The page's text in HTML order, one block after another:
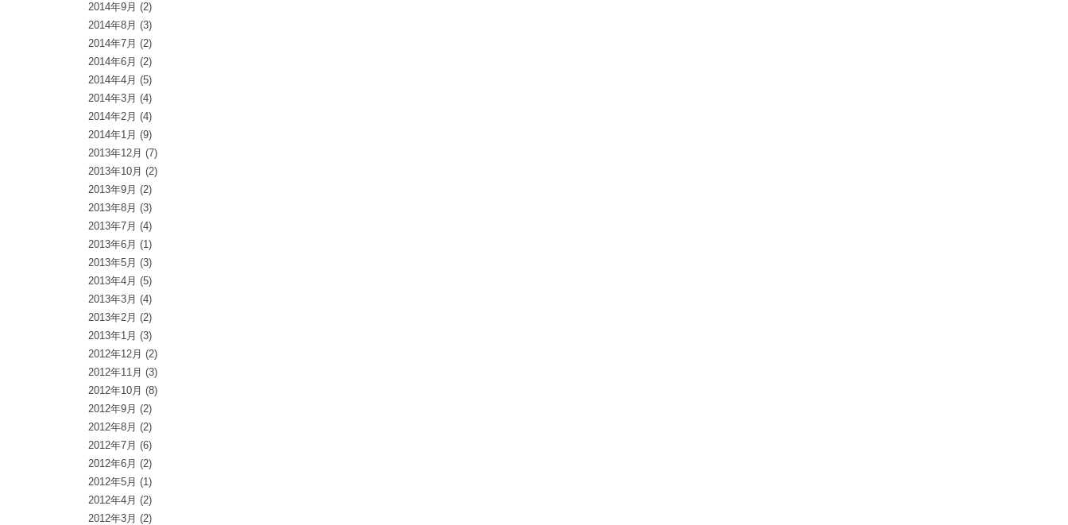
2014年9月 (2)
2014年8月 (3)
2014年7月 (2)
2014年6月 (2)
2014年4月 (5)
2014年3月 (4)
2014年2月 (4)
2014年1月 (9)
2013年12月 (7)
2013年10月 (2)
2013年9月 (2)
2013年8月 (3)
2013年7月 (4)
2013年6月 (1)
2013年5月 (3)
2013年4月 (5)
2013年3月 (4)
2013年2月 (2)
2013年1月 (3)
2012年12月 (2)
2012年11月 (3)
2012年10月 (8)
2012年9月 (2)
2012年8月 (2)
2012年7月 (6)
2012年6月 (2)
2012年5月 (1)
2012年4月 (2)
2012年3月 (2)